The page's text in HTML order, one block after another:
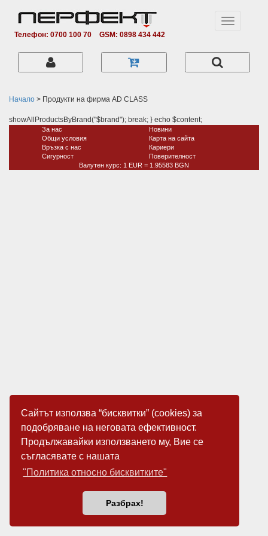
Сайтът използва “бисквитки” (cookies) за
подобряване на неговата ефективност.
Продължавайки използването му, Вие се
съгласявате с нашата
"Политика относно бисквитките"
Разбрах!
Телефон: 0700 100 70 GSM: 0898 434 442
Toggle
Начало > Продукти на фирма AD CLASS
showAllProductsByBrand("$brand"); break; } echo $content;
За нас
Новини
Общи условия
Карта на сайта
Връзка с нас
Кариери
Сигурност
Поверитeлност
Валутен курс: 1 EUR = 1.95583 BGN